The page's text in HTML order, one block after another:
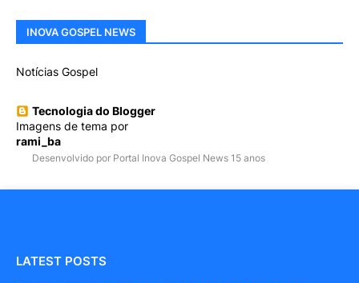
INOVA GOSPEL NEWS
Notícias Gospel
Tecnologia do Blogger
Imagens de tema por
rami_ba
Desenvolvido por Portal Inova Gospel News 15 anos
LATEST POSTS